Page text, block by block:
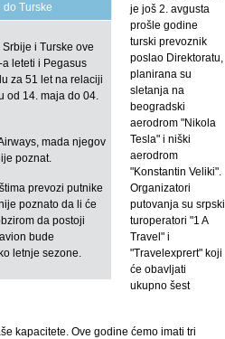
do Turske
i Turske ove
leteti i Pegasus
za 51 let na relaciji
od 14. maja do 04.
mada njegov
poznat.
prevozi putnike
poznato da li će
da postoji
bude
letnje sezone.
je još 2. avgusta
prošle godine
turski prevoznik
poslao Direktoratu,
planirana su
sletanja na
beogradski
aerodrom "Nikola
Tesla" i niški
aerodrom
"Konstantin Veliki".
Organizatori
putovanja su srpski
turoperatori "1 A
Travel" i
"Travelexprert" koji
će obavljati
ukupno šest
kapacitete. Ove godine ćemo imati tri